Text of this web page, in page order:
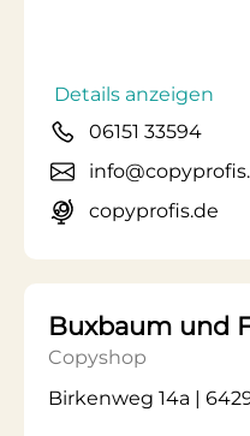
Details anzeigen
06151 33594
copyprofis.de
Buxbaum und
Copyshop
Birkenweg 14a |